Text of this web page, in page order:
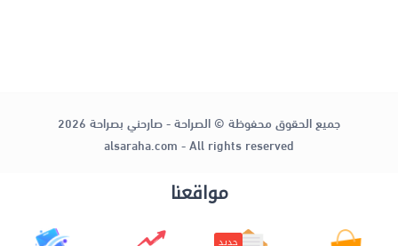
جميع الحقوق محفوظة © الصراحة - صارحني بصراحة 2026
alsaraha.com - All rights reserved